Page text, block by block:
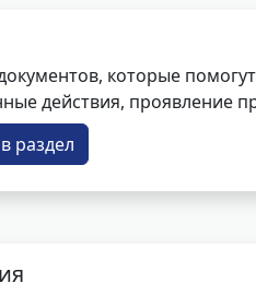
которые
действия, проявление
раздел